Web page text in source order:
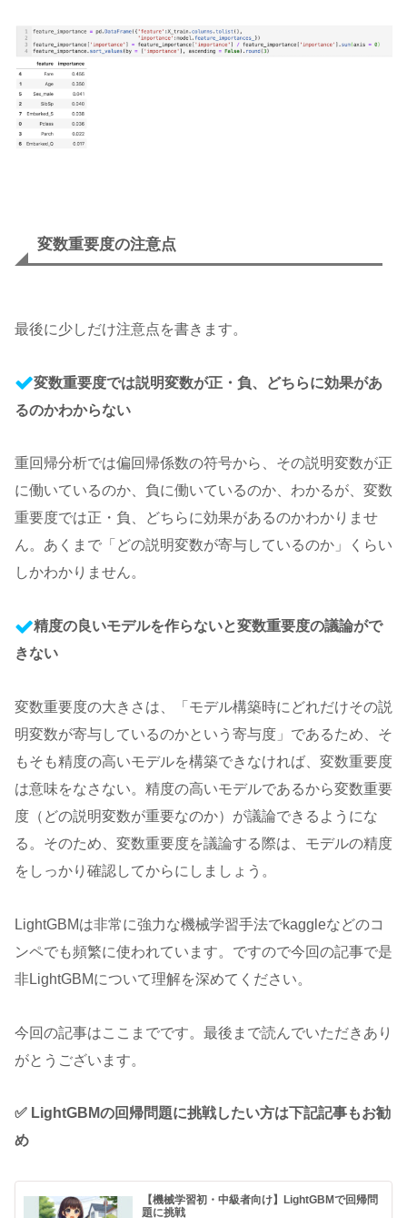
変数重要度の注意点
最後に少しだけ注意点を書きます。
変数重要度では説明変数が正・負、どちらに効果があ
るのかわからない
重回帰分析では偏回帰係数の符号から、その説明変数が正
に働いているのか、負に働いているのか、わかるが、変数
重要度では正・負、どちらに効果があるのかわかりませ
ん。あくまで「どの説明変数が寄与しているのか」くらい
しかわかりません。
精度の良いモデルを作らないと変数重要度の議論がで
きない
変数重要度の大きさは、「モデル構築時にどれだけその説
明変数が寄与しているのかという寄与度」であるため、そ
もそも精度の高いモデルを構築できなければ、変数重要度
は意味をなさない。精度の高いモデルであるから変数重要
度（どの説明変数が重要なのか）が議論できるようにな
る。そのため、変数重要度を議論する際は、モデルの精度
をしっかり確認してからにしましょう。
LightGBMは非常に強力な機械学習手法でkaggleなどのコ
ンペでも頻繁に使われています。ですので今回の記事で是
非LightGBMについて理解を深めてください。
今回の記事はここまでです。最後まで読んでいただきあり
がとうございます。
✅ LightGBMの回帰問題に挑戦したい方は下記記事もお勧
め
【機械学習初・中級者向け】LightGBMで回帰問
題に挑戦